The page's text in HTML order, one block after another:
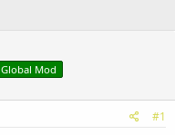
Global Mod
#1